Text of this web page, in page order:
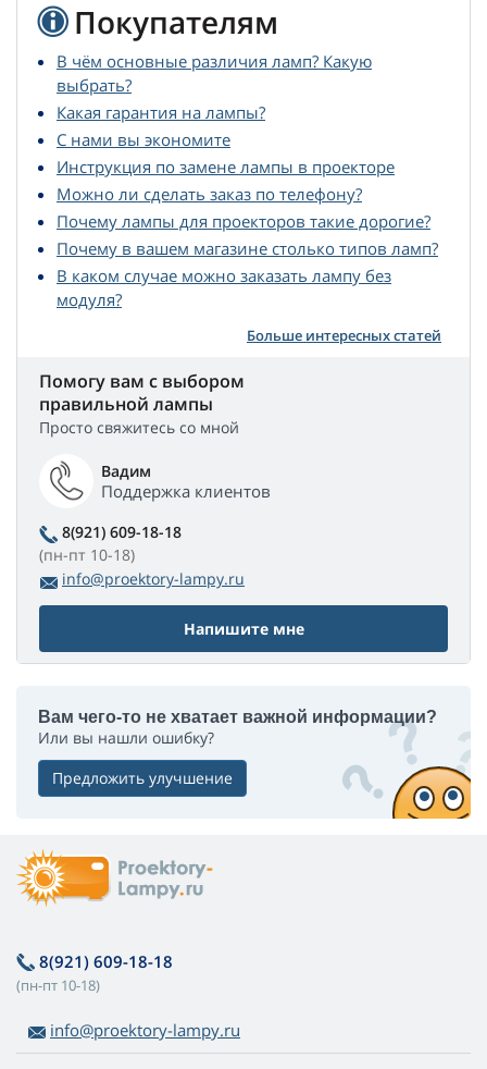
Покупателям
В чём основные различия ламп? Какую
выбрать?
Какая гарантия на лампы?
С нами вы экономите
Инструкция по замене лампы в проекторе
Можно ли сделать заказ по телефону?
Почему лампы для проекторов такие дорогие?
Почему в вашем магазине столько типов ламп?
В каком случае можно заказать лампу без
модуля?
Больше интересных статей
Помогу вам с выбором
правильной лампы
Просто свяжитесь со мной
Вадим
Поддержка клиентов
8(921) 609-18-18
(пн-пт 10-18)
info@proektory-lampy.ru
Напишите мне
Вам чего-то не хватает важной информации?
Или вы нашли ошибку?
Предложить улучшение
8(921) 609-18-18
(пн-пт 10-18)
info@proektory-lampy.ru